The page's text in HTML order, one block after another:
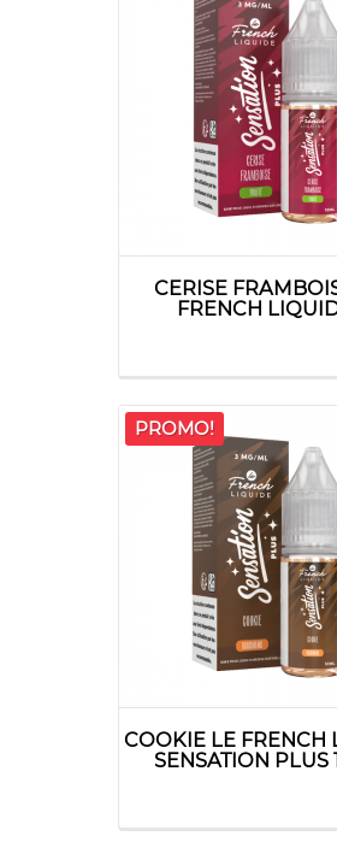
CERISE
FRENCH
PROMO!
COOKIE LE FRENCH
SENSATION PLUS